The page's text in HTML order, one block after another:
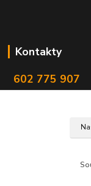
Kontakty
602 775 907